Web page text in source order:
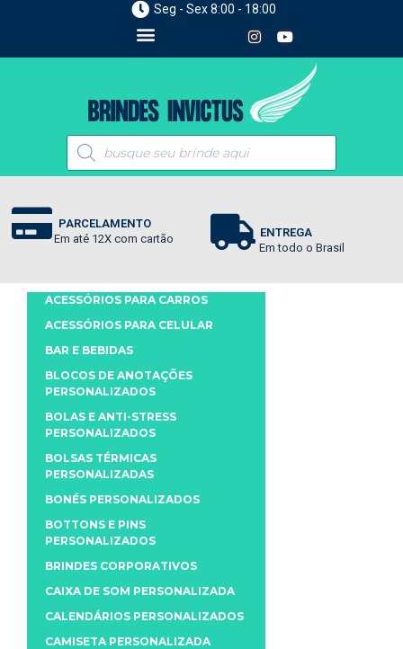
Seg - Sex 8:00 - 18:00
PARCELAMENTO
Em até 12X com cartão
ENTREGA
Em todo o Brasil
ACESSÓRIOS PARA CARROS
ACESSÓRIOS PARA CELULAR
BAR E BEBIDAS
BLOCOS DE ANOTAÇÕES
PERSONALIZADOS
BOLAS E ANTI-STRESS
PERSONALIZADOS
BOLSAS TÉRMICAS
PERSONALIZADAS
BONÉS PERSONALIZADOS
BOTTONS E PINS
PERSONALIZADOS
BRINDES CORPORATIVOS
CAIXA DE SOM PERSONALIZADA
CALENDÁRIOS PERSONALIZADOS
CAMISETA PERSONALIZADA